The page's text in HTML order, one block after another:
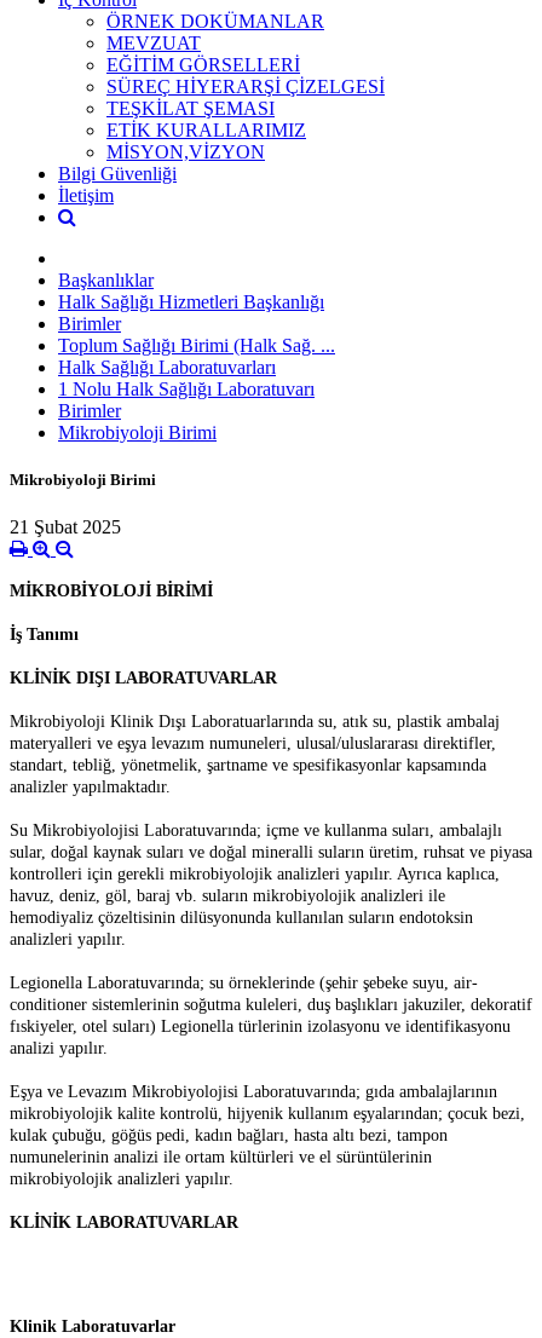
ÖRNEK DOKÜMANLAR
MEVZUAT
EĞİTİM GÖRSELLERİ
SÜREÇ HİYERARŞİ ÇİZELGESİ
TEŞKİLAT ŞEMASI
ETİK KURALLARIMIZ
MİSYON,VİZYON
Bilgi Güvenliği
İletişim
Başkanlıklar
Halk Sağlığı Hizmetleri Başkanlığı
Birimler
Toplum Sağlığı Birimi (Halk Sağ. ...
Halk Sağlığı Laboratuvarları
1 Nolu Halk Sağlığı Laboratuvarı
Birimler
Mikrobiyoloji Birimi
Mikrobiyoloji Birimi
21 Şubat 2025
MİKROBİYOLOJİ BİRİMİ
İş Tanımı
KLİNİK DIŞI LABORATUVARLAR
Mikrobiyoloji Klinik Dışı Laboratuarlarında su, atık su, plastik ambalaj
materyalleri ve eşya levazım numuneleri, ulusal/uluslararası direktifler,
standart, tebliğ, yönetmelik, şartname ve spesifikasyonlar kapsamında
analizler yapılmaktadır.
Su Mikrobiyolojisi Laboratuvarında; içme ve kullanma suları, ambalajlı
sular, doğal kaynak suları ve doğal mineralli suların üretim, ruhsat ve piyasa
kontrolleri için gerekli mikrobiyolojik analizleri yapılır. Ayrıca kaplıca,
havuz, deniz, göl, baraj vb. suların mikrobiyolojik analizleri ile
hemodiyaliz çözeltisinin dilüsyonunda kullanılan suların endotoksin
analizleri yapılır.
Legionella Laboratuvarında; su örneklerinde (şehir şebeke suyu, air-
conditioner sistemlerinin soğutma kuleleri, duş başlıkları jakuziler, dekoratif
fıskiyeler, otel suları) Legionella türlerinin izolasyonu ve identifikasyonu
analizi yapılır.
Eşya ve Levazım Mikrobiyolojisi Laboratuvarında; gıda ambalajlarının
mikrobiyolojik kalite kontrolü, hijyenik kullanım eşyalarından; çocuk bezi,
kulak çubuğu, göğüs pedi, kadın bağları, hasta altı bezi, tampon
numunelerinin analizi ile ortam kültürleri ve el sürüntülerinin
mikrobiyolojik analizleri yapılır.
KLİNİK LABORATUVARLAR
Klinik Laboratuvarlar